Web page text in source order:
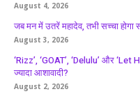
August 4, 2026
जब मन में उतरें महादेव, तभी सच्चा होगा
August 3, 2026
‘Rizz’, ‘GOAT’, ‘Delulu’ और ‘Let
ज्यादा आशावादी?
August 2, 2026